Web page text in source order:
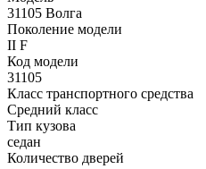
31105 Волга
Поколение модели
II F
Код модели
31105
Класс транспортного средства
Средний класс
Тип кузова
седан
Количество дверей